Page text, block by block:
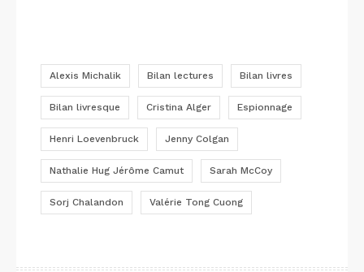
Alexis Michalik Bilan lectures Bilan livres
Bilan livresque Cristina Alger Espionnage
Henri Loevenbruck Jenny Colgan
Nathalie Hug Jérôme Camut Sarah McCoy
Sorj Chalandon Valérie Tong Cuong